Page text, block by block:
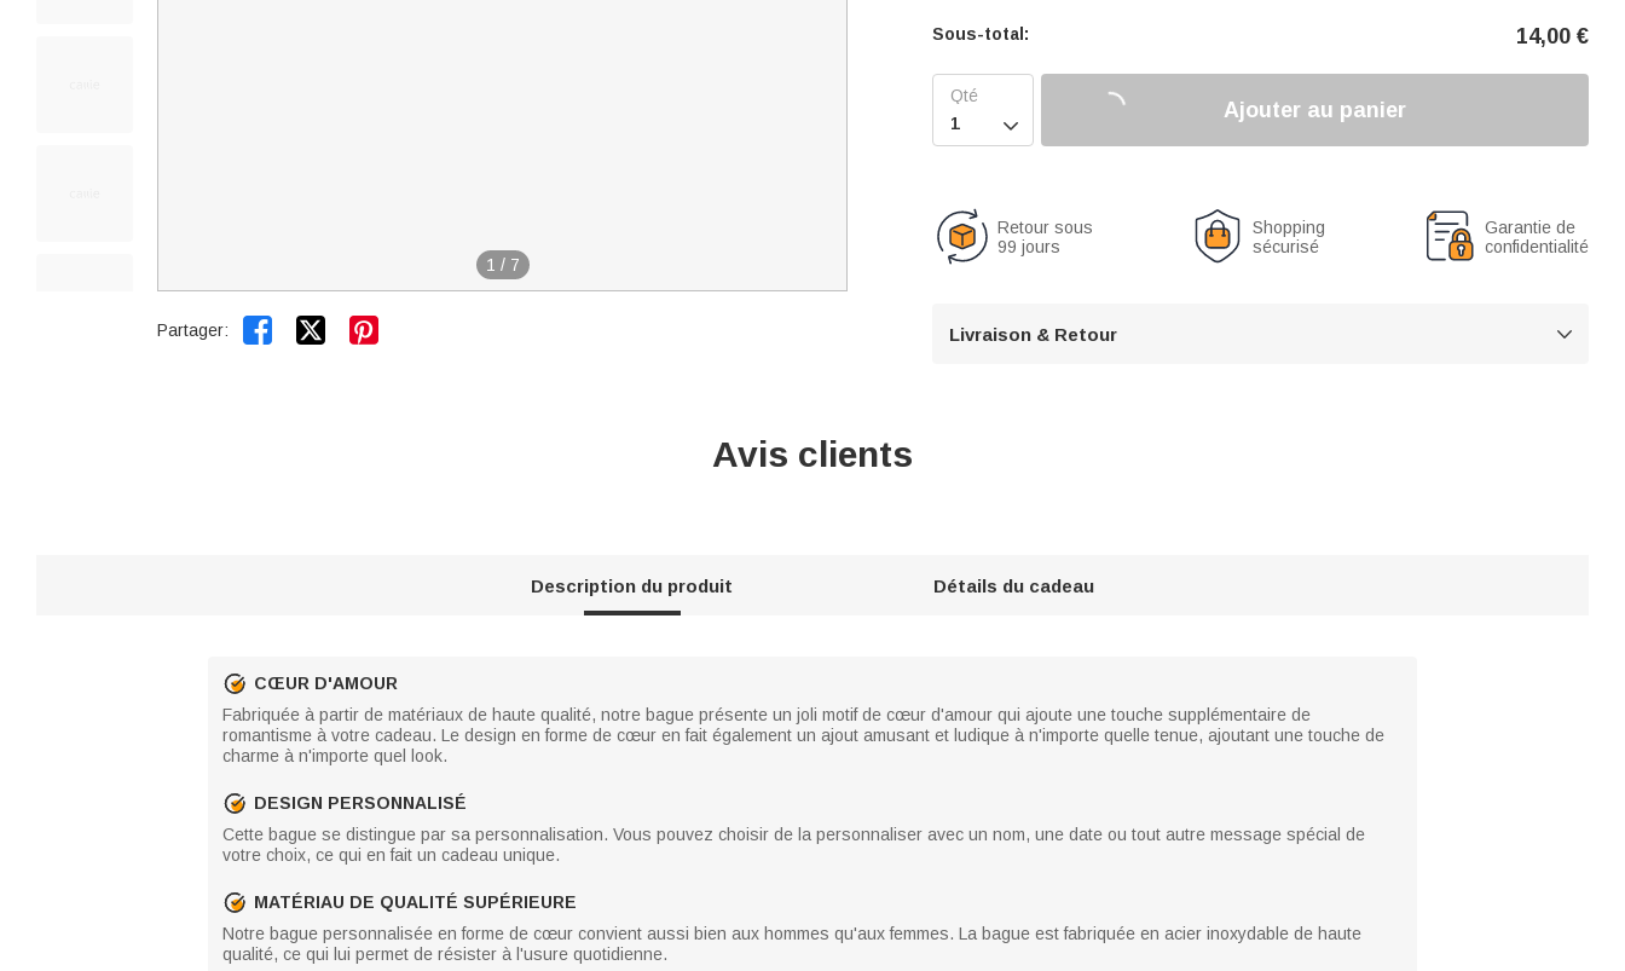
1 / 7
Partager:  
Sous-total: 14,00 €

Ajouter au panier
Retour sous
99 jours
Shopping
sécurisé
Garantie de
confidentialité
Livraison & Retour 
Avis clients
Description du produit Détails du cadeau
CŒUR D'AMOUR
Fabriquée à partir de matériaux de haute qualité, notre bague présente un joli motif de cœur d'amour qui ajoute une touche supplémentaire de
romantisme à votre cadeau. Le design en forme de cœur en fait également un ajout amusant et ludique à n'importe quelle tenue, ajoutant une touche de
charme à n'importe quel look.
DESIGN PERSONNALISÉ
Cette bague se distingue par sa personnalisation. Vous pouvez choisir de la personnaliser avec un nom, une date ou tout autre message spécial de
votre choix, ce qui en fait un cadeau unique.
MATÉRIAU DE QUALITÉ SUPÉRIEURE
Notre bague personnalisée en forme de cœur convient aussi bien aux hommes qu'aux femmes. La bague est fabriquée en acier inoxydable de haute
qualité, ce qui lui permet de résister à l'usure quotidienne.